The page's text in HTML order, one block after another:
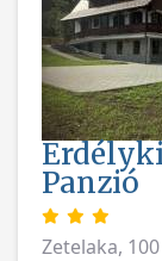
Panzió
Zetelaka,